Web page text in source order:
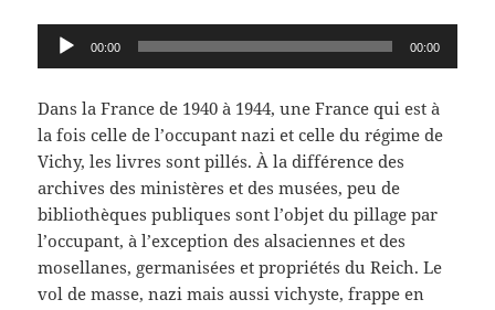
Lecteur
audio
00:00 00:00
Dans la France de 1940 à 1944, une France qui est à
la fois celle de l’occupant nazi et celle du régime de
Vichy, les livres sont pillés. À la différence des
archives des ministères et des musées, peu de
bibliothèques publiques sont l’objet du pillage par
l’occupant, à l’exception des alsaciennes et des
mosellanes, germanisées et propriétés du Reich. Le
vol de masse, nazi mais aussi vichyste, frappe en